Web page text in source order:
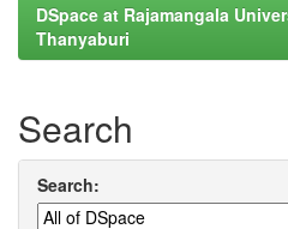
DSpace at Rajamangala
Thanyaburi
Search
Search: